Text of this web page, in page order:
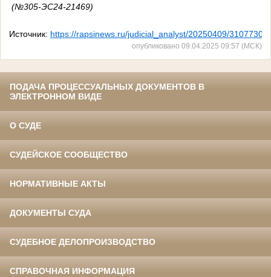
(№305-ЭС24-21469)
Источник: https://rapsinews.ru/judicial_analyst/20250409/
опубликовано 09.04.2025 09:57 (МСК)
ПОДАЧА ПРОЦЕССУАЛЬНЫХ ДОКУМЕНТОВ В
ЭЛЕКТРОННОМ ВИДЕ
О СУДЕ
СУДЕЙСКОЕ СООБЩЕСТВО
НОРМАТИВНЫЕ АКТЫ
ДОКУМЕНТЫ СУДА
СУДЕБНОЕ ДЕЛОПРОИЗВОДСТВО
СПРАВОЧНАЯ ИНФОРМАЦИЯ